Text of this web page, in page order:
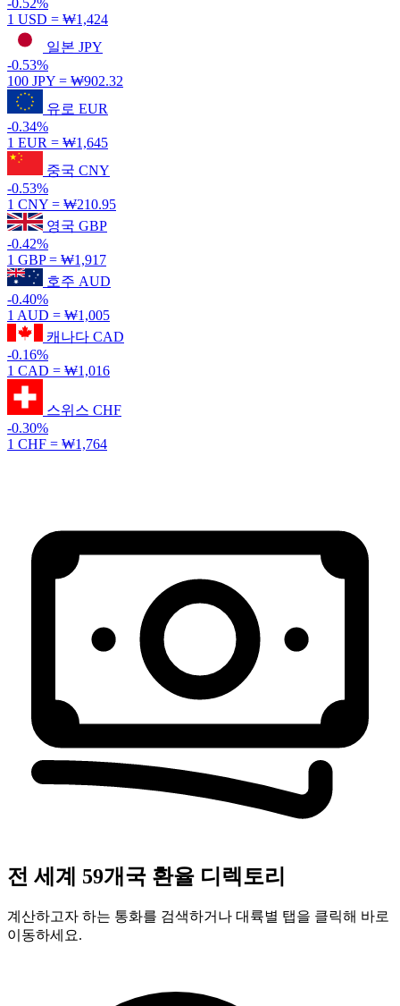
1 USD = ₩1,424
일본 JPY
-0.53%
100 JPY = ₩902.32
유로 EUR
-0.34%
1 EUR = ₩1,645
중국 CNY
-0.53%
1 CNY = ₩210.95
영국 GBP
-0.42%
1 GBP = ₩1,917
호주 AUD
-0.40%
1 AUD = ₩1,005
캐나다 CAD
-0.16%
1 CAD = ₩1,016
스위스 CHF
-0.30%
1 CHF = ₩1,764
전 세계 59개국 환율 디렉토리
계산하고자 하는 통화를 검색하거나 대륙별 탭을 클릭해 바로
이동하세요.